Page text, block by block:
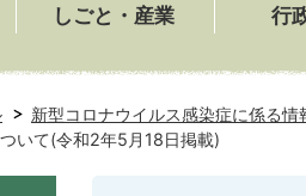
しごと・産業 行
新型コロナウイルス感染症に係る情
いて(令和2年5月18日掲載)